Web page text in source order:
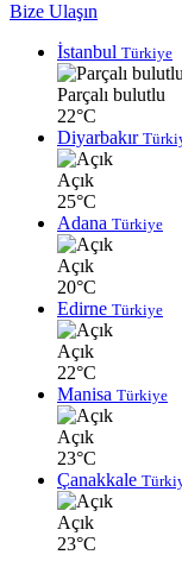
Bize Ulaşın
İstanbul Türkiye
Parçalı bulutlu
22°C
Diyarbakır
Açık
25°C
Adana Türkiye
Açık
20°C
Edirne Türkiye
Açık
22°C
Manisa Türkiye
Açık
23°C
Çanakkale
Açık
23°C